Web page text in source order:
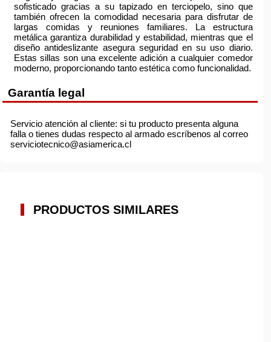
sofisticado gracias a su tapizado en terciopelo, sino que
también ofrecen la comodidad necesaria para disfrutar de
largas comidas y reuniones familiares. La estructura
metálica garantiza durabilidad y estabilidad, mientras que el
diseño antideslizante asegura seguridad en su uso diario.
Estas sillas son una excelente adición a cualquier comedor
moderno, proporcionando tanto estética como funcionalidad.
Garantía legal
Servicio atención al cliente: si tu producto presenta alguna
falla o tienes dudas respecto al armado escríbenos al correo
serviciotecnico@asiamerica.cl
PRODUCTOS SIMILARES